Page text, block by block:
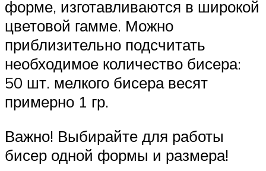
форме, изготавливаются в широкой
цветовой гамме. Можно
приблизительно подсчитать
необходимое количество бисера:
50 шт. мелкого бисера весят
примерно 1 гр.
Важно! Выбирайте для работы
бисер одной формы и размера!